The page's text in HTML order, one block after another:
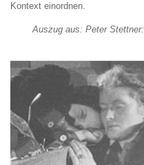
Kontext einordnen.
Auszug aus: Peter Stettner: